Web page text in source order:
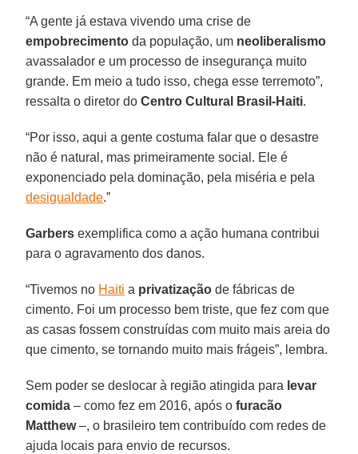
“A gente já estava vivendo uma crise de
empobrecimento da população, um neoliberalismo
avassalador e um processo de insegurança muito
grande. Em meio a tudo isso, chega esse terremoto”,
ressalta o diretor doCentro Cultural Brasil-Haiti.
“Por isso, aqui a gente costuma falar que o desastre
não é natural, mas primeiramente social. Ele é
exponenciado pela dominação, pela miséria e pela
desigualdade.”
Garbers exemplifica como a ação humana contribui
para o agravamento dos danos.
“Tivemos no Haiti a privatização de fábricas de
cimento. Foi um processo bem triste, que fez com que
as casas fossem construídas com muito mais areia do
que cimento, se tornando muito mais frágeis”, lembra.
Sem poder se deslocar à região atingida para levar
comida – como fez em 2016, após ofuracão
Matthew–, o brasileiro tem contribuído com redes de
ajuda locais para envio de recursos.